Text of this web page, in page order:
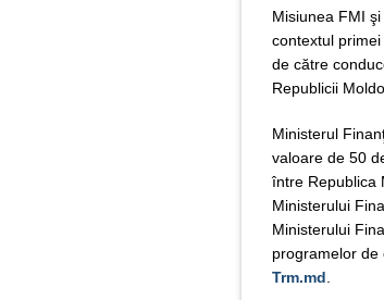
Misiunea FMI
contextul
de către
Republicii
Ministerul
valoare de 50
între Republica
Ministerului
Ministerului
programelor de
Trm.md